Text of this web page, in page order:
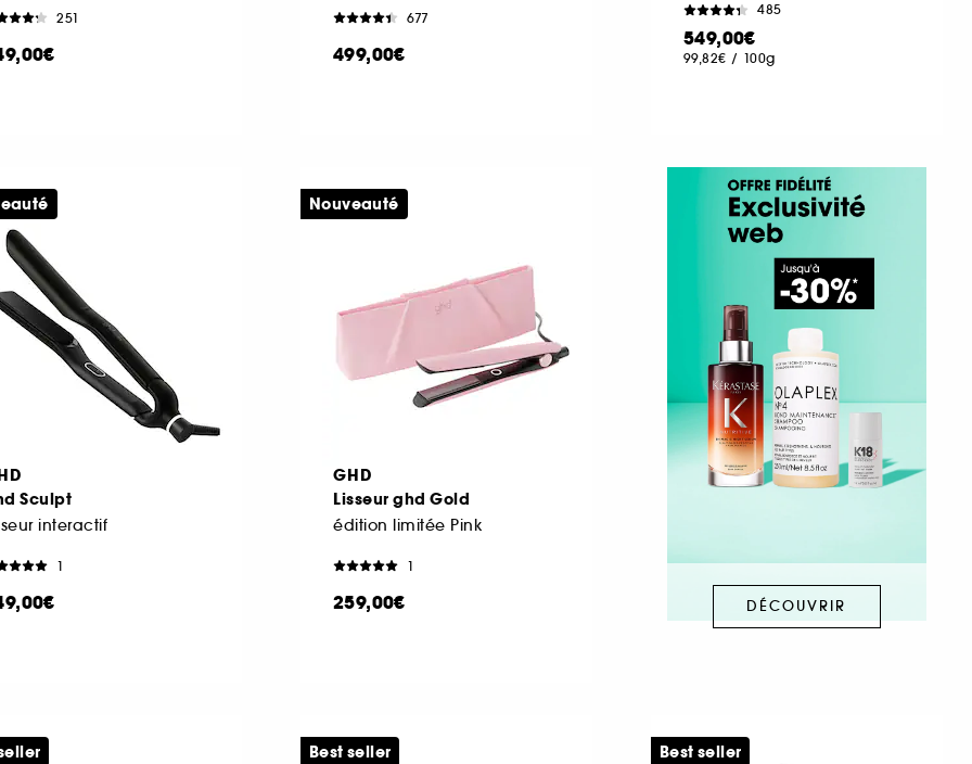
251 677
499,00€
485
549,00€
99,82€ / 100g
Sculpt
interactif
1
GHD
Lisseur ghd Gold
édition limitée Pink
1
259,00€
Nouveauté
DÉCOUVRIR
Best seller Best seller